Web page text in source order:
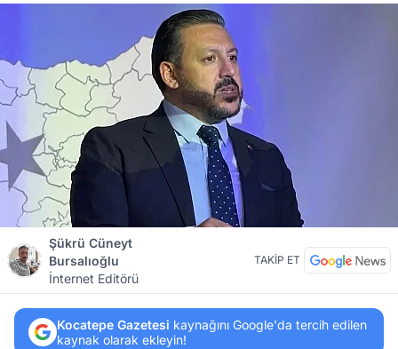
Şükrü Cüneyt
Bursalıoğlu
İnternet Editörü
TAKİP ET
Kocatepe Gazetesi kaynağını Google'da tercih edilen
kaynak olarak ekleyin!